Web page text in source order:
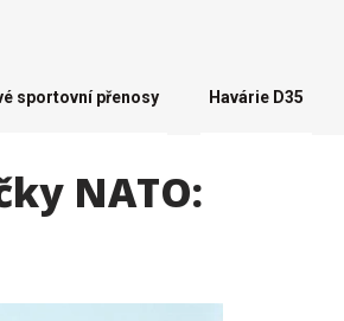
sportovní přenosy Havárie D35
NATO: